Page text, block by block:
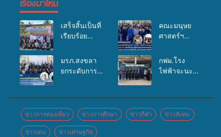
เรื่องมาใหม่
เสร็จสิ้นเป็นที่
เรียบร้อย
เคลื่อนที่
บริการด้าน
สุขภาพแก่
ประชาชนใน
พื้นที่อำเภอ
คณะมนุษย
ศาสตร์ฯ
จัดอบรมเสริม
ศักยภาพ
กองทุน
สุขภาพตำบล
รองรับการจัด
มรภ.สงขลา
ยกระดับการ
องค์ความรู้
เครือข่าย
สื่อสารองค์กร
กฟผ.โรง
ไฟฟ้าจะนะ
พยาบาลศิคริ
นทร์ หาดใหญ่
ข่าวการท่องเที่ยว ข่าวการศึกษา ข่าวกีฬา ข่าวสังคม
ข่าวเด่น ข่าวเศรษฐกิจ